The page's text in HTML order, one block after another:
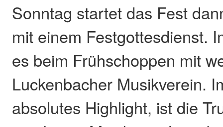
Sonntag startet das Fest
mit einem Festgottesdienst.
es beim Frühschoppen mit
Luckenbacher Musikverein.
absolutes Highlight, ist die